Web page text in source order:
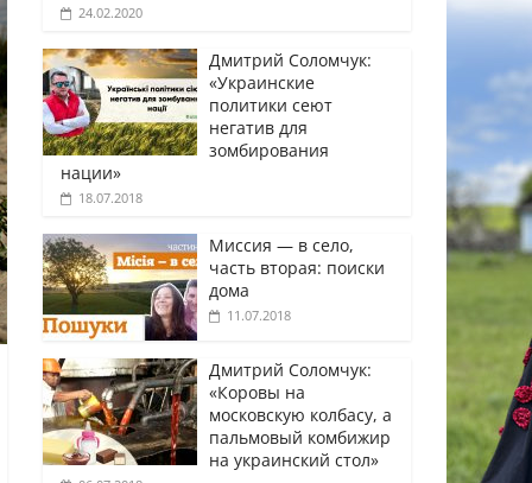
24.02.2020
Дмитрий Соломчук:
«Украинские
политики сеют
негатив для
зомбирования
нации»
18.07.2018
Миссия — в село,
часть вторая: поиски
дома
11.07.2018
Дмитрий Соломчук:
«Коровы на
московскую колбасу, а
пальмовый комбижир
на украинский стол»